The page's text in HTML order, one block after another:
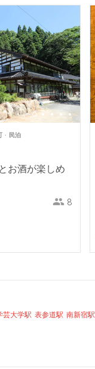
民泊
お酒が楽しめ
8
芸大学駅 表参道駅 南新宿駅